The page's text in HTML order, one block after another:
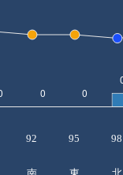
92 95 98